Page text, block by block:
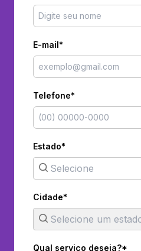
E-mail*
Telefone*
Estado*
Cidade*
Qual serviço deseja?*